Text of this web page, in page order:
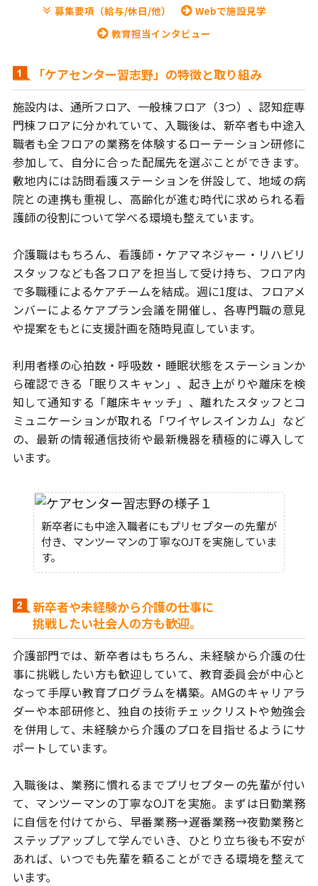
募集要項（給与/休日/他）
Webで施設見学
教育担当インタビュー
「ケアセンター習志野」の特徴と取り組み
施設内は、通所フロア、一般棟フロア（3つ）、認知症専
門棟フロアに分かれていて、入職後は、新卒者も中途入
職者も全フロアの業務を体験する ローテーション研修に
参加して、自分に合った配属先を選ぶことができます。
敷地内には訪問看護ステーションを併設して、地域の病
院との連携も重視し、 高齢化が進む時代に求められる看
護師の役割について学べる環境も整えています。
介護職はもちろん、看護師・ケアマネジャー・リハビリ
スタッフなども各フロアを担当して受け持ち、フロア内
で多職種によるケアチームを結成。 週に1度は、フロアメ
ンバーによるケアプラン会議を開催し、各専門職の意見
や提案をもとに支援計画を随時見直しています。
利用者様の心拍数・呼吸数・睡眠状態をステーションか
ら確認できる 「眠りスキャン」、起き上がりや離床を検
知して通知する「離床キャッチ」、離れたスタッフとコ
ミュニケーションが取れる「ワイヤレスインカム」など
の、 最新の情報通信技術や最新機器を積極的に導入して
います。
新卒者にも中途入職者にもプリセプターの先輩が
付き、マンツーマンの丁寧なOJTを実施していま
す。
新卒者や未経験から介護の仕事に
挑戦したい社会人の方も歓迎。
介護部門では、新卒者はもちろん、未経験から介護の仕
事に挑戦したい方も歓迎していて、教育委員会が中心と
なって手厚い教育プログラムを構築。 AMGのキャリアラ
ダーや本部研修と、独自の技術チェックリストや勉強会
を併用して、未経験から介護のプロを目指せるようにサ
ポートしています。
入職後は、業務に慣れるまでプリセプターの先輩が付い
て、マンツーマンの丁寧なOJTを実施。まずは日勤業務
に自信を付けてから、早番業務→遅番業務→夜勤業務と
ステップアップして学んでいき、ひとり立ち後も不安が
あれば、いつでも先輩を頼ることができる環境を整えて
います。